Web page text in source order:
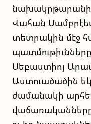
նախակրթարանի
Վահան
տետրակին մէջ
Սեբաստիոյ
Աստուածածին
ժամանակի